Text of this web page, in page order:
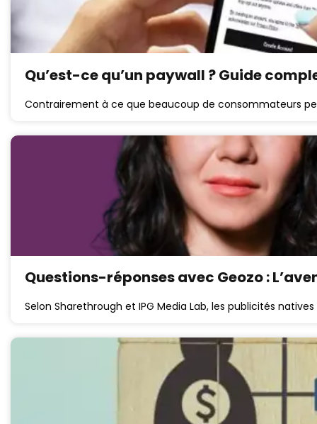
Qu’est-ce qu’un paywall ? Guide
Contrairement à ce que beaucoup de consommateurs
Questions-réponses avec Geozo :
Selon Sharethrough et IPG Media Lab, les publicités